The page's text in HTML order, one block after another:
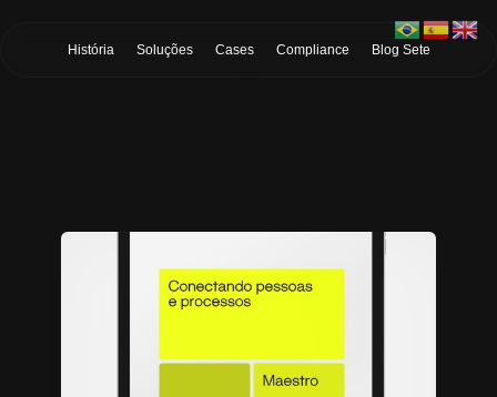
História Soluções Cases Compliance Blog Sete